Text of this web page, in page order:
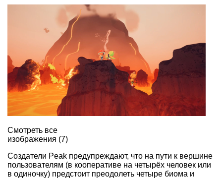
Смотреть все
изображения (7)
Создатели Peak предупреждают, что на пути к вершине
пользователям (в кооперативе на четырёх человек или
в одиночку) предстоит преодолеть четыре биома и